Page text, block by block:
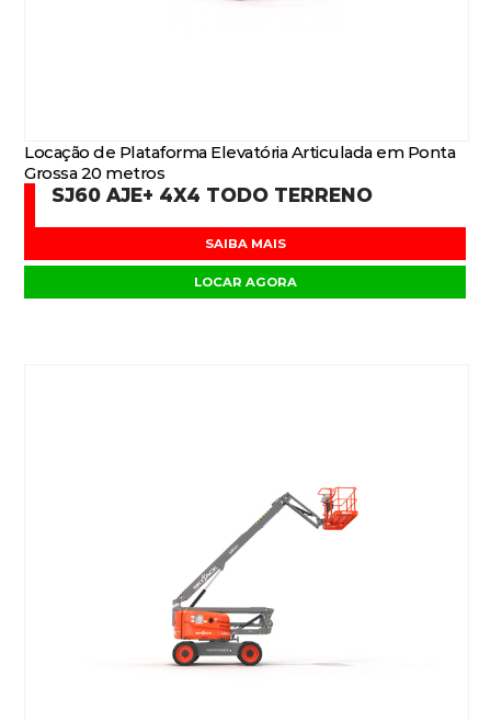
Locação de Plataforma Elevatória Articulada em Ponta
Grossa 20 metros
SJ60 AJE+ 4X4 TODO TERRENO
SAIBA MAIS
LOCAR AGORA